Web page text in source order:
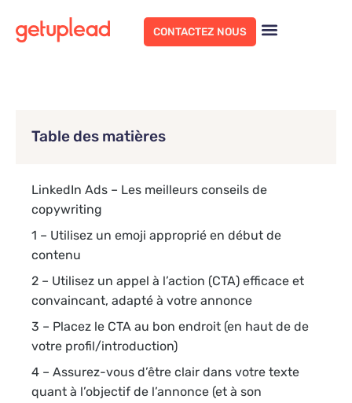
CONTACTEZ NOUS
Table des matières
LinkedIn Ads – Les meilleurs conseils de
copywriting
1 – Utilisez un emoji approprié en début de
contenu
2 – Utilisez un appel à l’action (CTA) efficace et
convaincant, adapté à votre annonce
3 – Placez le CTA au bon endroit (en haut de de
votre profil/introduction)
4 – Assurez-vous d’être clair dans votre texte
quant à l’objectif de l’annonce (et à son